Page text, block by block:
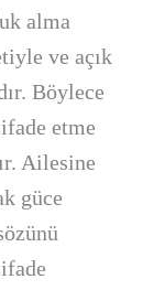
alma
ve açık
Böylece
etme
Ailesine
güce